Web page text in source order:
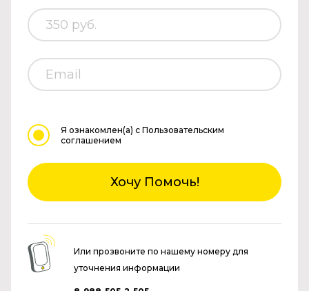
Я ознакомлен(а) с Пользовательским
соглашением
Хочу Помочь!
Или прозвоните по нашему номеру для
уточнения информации